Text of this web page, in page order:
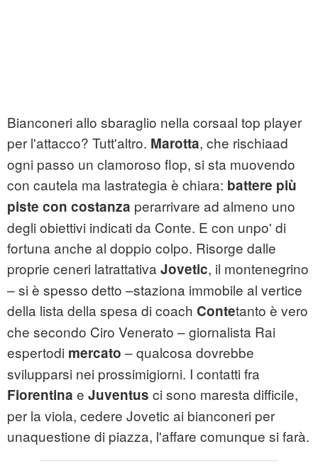
Bianconeri allo sbaraglio nella corsaal top player
per l'attacco? Tutt'altro. Marotta, che rischiaad
ogni passo un clamoroso flop, si sta muovendo
con cautela ma lastrategia è chiara: battere più
piste con costanza perarrivare ad almeno uno
degli obiettivi indicati da Conte. E con unpo' di
fortuna anche al doppio colpo. Risorge dalle
proprie ceneri latrattativa Jovetic, il montenegrino
– si è spesso detto –staziona immobile al vertice
della lista della spesa di coach Contetanto è vero
che secondo Ciro Venerato – giornalista Rai
espertodi mercato – qualcosa dovrebbe
svilupparsi nei prossimigiorni. I contatti fra
Fiorentina e Juventus ci sono maresta difficile,
per la viola, cedere Jovetic ai bianconeri per
unaquestione di piazza, l'affare comunque si farà.